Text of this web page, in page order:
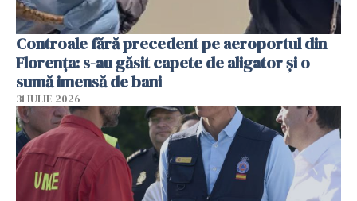
Controale fără precedent pe aeroportul din
Florența: s-au găsit capete de aligator și o
sumă imensă de bani
31 IULIE 2026